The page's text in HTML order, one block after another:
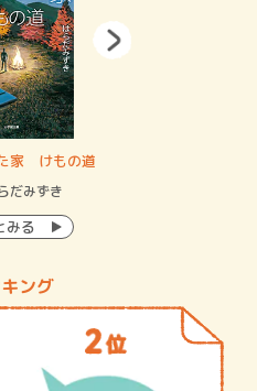
家 けもの道
だみずき
みる
ング